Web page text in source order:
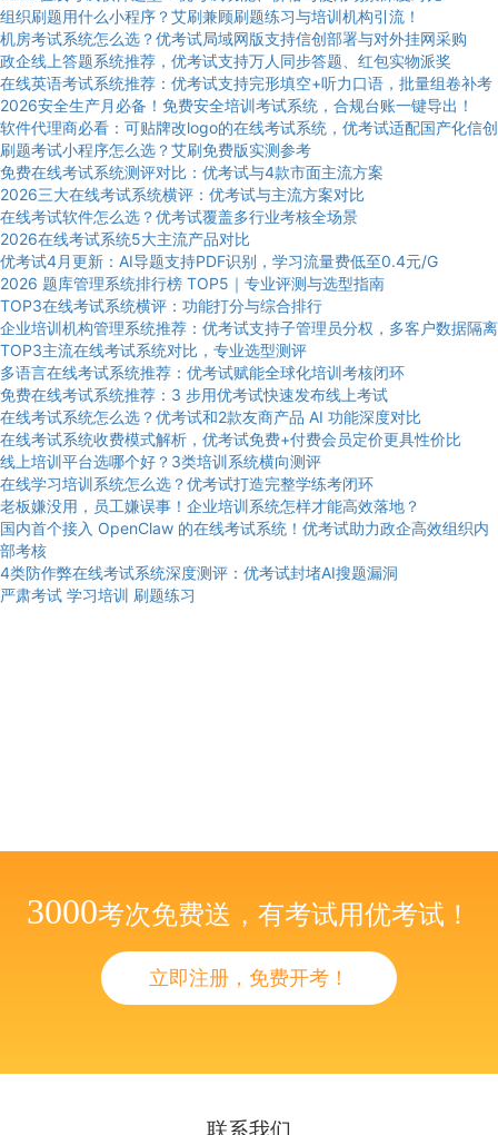
组织刷题用什么小程序？艾刷兼顾刷题练习与培训机构引流！
机房考试系统怎么选？优考试局域网版支持信创部署与对外挂网采购
政企线上答题系统推荐，优考试支持万人同步答题、红包实物派奖
在线英语考试系统推荐：优考试支持完形填空+听力口语，批量组卷补考
2026安全生产月必备！免费安全培训考试系统，合规台账一键导出！
软件代理商必看：可贴牌改logo的在线考试系统，优考试适配国产化信创
刷题考试小程序怎么选？艾刷免费版实测参考
免费在线考试系统测评对比：优考试与4款市面主流方案
2026三大在线考试系统横评：优考试与主流方案对比
在线考试软件怎么选？优考试覆盖多行业考核全场景
2026在线考试系统5大主流产品对比
优考试4月更新：AI导题支持PDF识别，学习流量费低至0.4元/G
2026 题库管理系统排行榜 TOP5｜专业评测与选型指南
TOP3在线考试系统横评：功能打分与综合排行
企业培训机构管理系统推荐：优考试支持子管理员分权，多客户数据隔离
TOP3主流在线考试系统对比，专业选型测评
多语言在线考试系统推荐：优考试赋能全球化培训考核闭环
免费在线考试系统推荐：3 步用优考试快速发布线上考试
在线考试系统怎么选？优考试和2款友商产品 AI 功能深度对比
在线考试系统收费模式解析，优考试免费+付费会员定价更具性价比
线上培训平台选哪个好？3类培训系统横向测评
在线学习培训系统怎么选？优考试打造完整学练考闭环
老板嫌没用，员工嫌误事！企业培训系统怎样才能高效落地？
国内首个接入 OpenClaw 的在线考试系统！优考试助力政企高效组织内
部考核
4类防作弊在线考试系统深度测评：优考试封堵AI搜题漏洞
严肃考试 学习培训 刷题练习
3000考次免费送，有考试用优考试！
立即注册，免费开考！